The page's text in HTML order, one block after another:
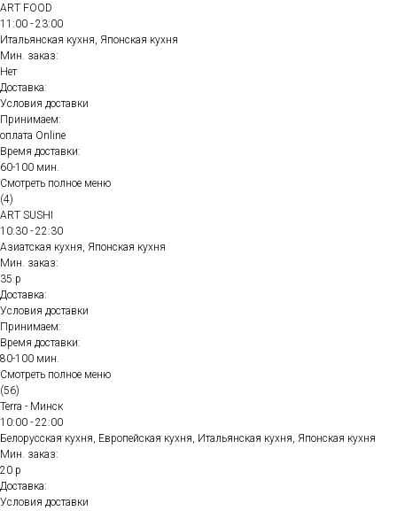
ART FOOD
11:00 - 23:00
Итальянская кухня, Японская кухня
Мин. заказ:
Нет
Доставка:
Условия доставки
Принимаем:
оплата Online
Время доставки:
60-100 мин.
Смотреть полное меню
(4)
ART SUSHI
10:30 - 22:30
Азиатская кухня, Японская кухня
Мин. заказ:
35 р
Доставка:
Условия доставки
Принимаем:
Время доставки:
80-100 мин.
Смотреть полное меню
(56)
Terra - Минск
10:00 - 22:00
Белорусская кухня, Европейская кухня, Итальянская кухня, Японская кухня
Мин. заказ:
20 р
Доставка:
Условия доставки